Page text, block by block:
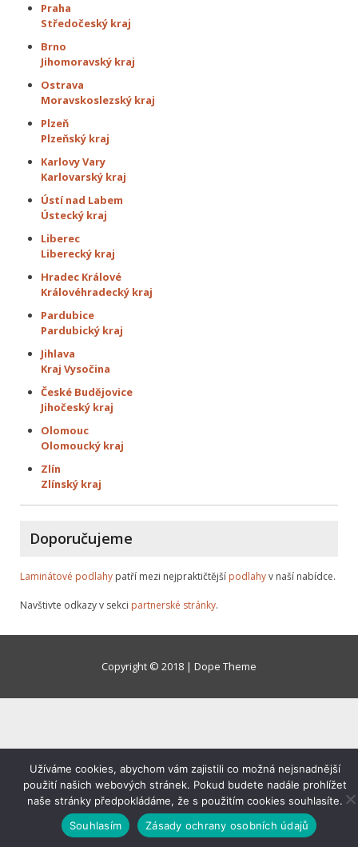
Praha
Středočeský kraj
Brno
Jihomoravský kraj
Ostrava
Moravskoslezský kraj
Plzeň
Plzeňský kraj
Karlovy Vary
Karlovarský kraj
Ústí nad Labem
Ústecký kraj
Liberec
Liberecký kraj
Hradec Králové
Královéhradecký kraj
Pardubice
Pardubický kraj
Jihlava
Kraj Vysočina
České Budějovice
Jihočeský kraj
Olomouc
Olomoucký kraj
Zlín
Zlínský kraj
Doporučujeme
Laminátové podlahy patří mezi nejpraktičtější podlahyv naší nabídce.
Navštivte odkazy v sekci partnerské stránky.
Copyright © 2018 | Dope Theme
Užíváme cookies, abychom vám zajistili co možná nejsnadnější
použití našich webových stránek. Pokud budete nadále prohlížet
naše stránky předpokládáme, že s použitím cookies souhlasíte.
Souhlasím
Zásady ochrany osobních údajů